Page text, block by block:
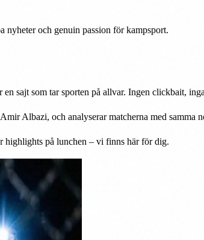
och genuin passion för kampsport.
sajt som tar sporten på allvar. Ingen clickbait,
Albazi, och analyserar matcherna med samma
highlights på lunchen – vi finns här för dig.